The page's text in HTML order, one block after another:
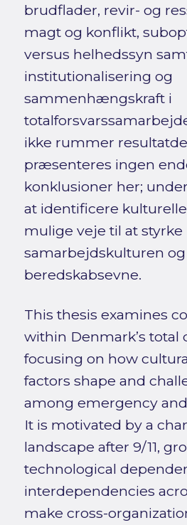
brudflader, revir- og
magt og konflikt,
versus helhedssyn
institutionalisering og
sammenhængskraft i
ikke rummer
præsenteres ingen
konklusioner her;
at identificere
mulige veje til at styrke
samarbejdskulturen
beredskabsevne.
This thesis examines
within Denmark’s total
focusing on how
factors shape and
among emergency
It is motivated by a
landscape after 9/11,
technological
interdependencies
make cross-